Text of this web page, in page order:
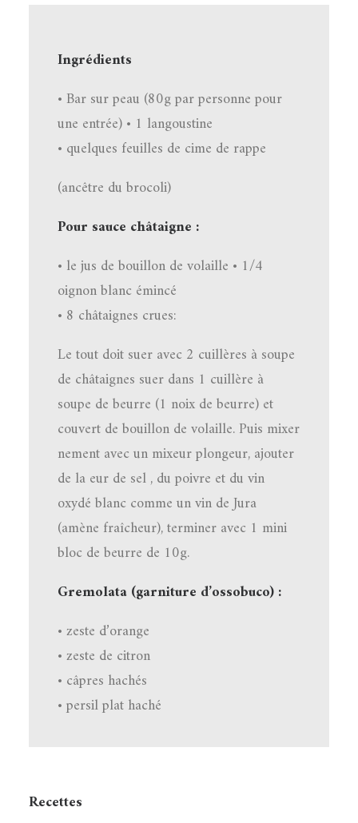
Ingrédients
• Bar sur peau (80g par personne pour
une entrée) • 1 langoustine
• quelques feuilles de cime de rappe
(ancêtre du brocoli)
Pour sauce châtaigne :
• le jus de bouillon de volaille • 1/4
oignon blanc émincé
• 8 châtaignes crues:
Le tout doit suer avec 2 cuillères à soupe
de châtaignes suer dans 1 cuillère à
soupe de beurre (1 noix de beurre) et
couvert de bouillon de volaille. Puis mixer
nement avec un mixeur plongeur, ajouter
de la eur de sel , du poivre et du vin
oxydé blanc comme un vin de Jura
(amène fraîcheur), terminer avec 1 mini
bloc de beurre de 10g.
Gremolata (garniture d’ossobuco) :
• zeste d’orange
• zeste de citron
• câpres hachés
• persil plat haché
Recettes